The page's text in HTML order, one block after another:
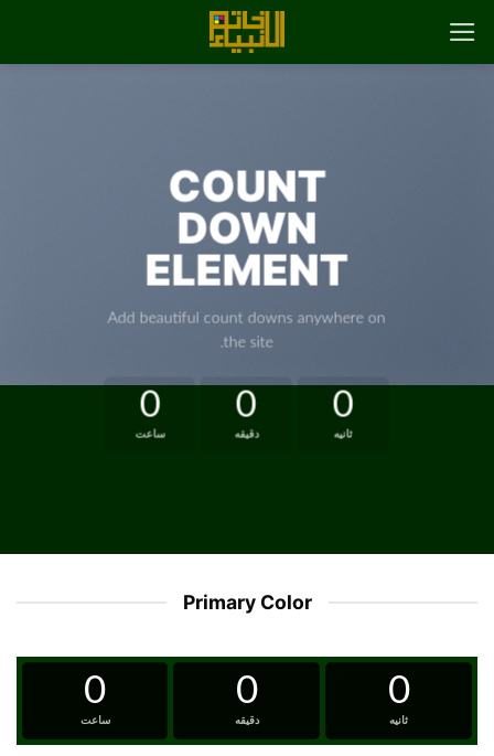
COUNT
DOWN
ELEMENT
Add beautiful count downs anywhere on
the site.
0
ساعت
0
دقیقه
0
ثانیه
Primary Color
0
ساعت
0
دقیقه
0
ثانیه